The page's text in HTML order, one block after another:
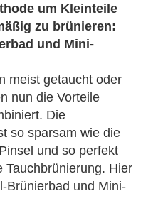
um Kleinteile
zu brünieren:
und Mini-
meist getaucht oder
nun die Vorteile
Die
so sparsam wie die
und so perfekt
Tauchbrünierung. Hier
Brünierbad und Mini-